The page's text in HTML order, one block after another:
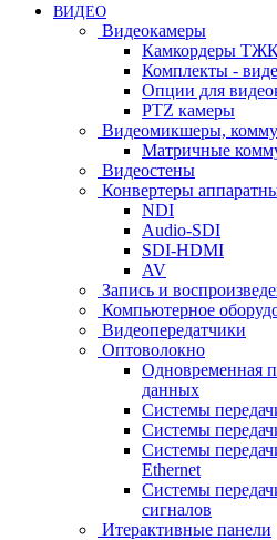
ВИДЕО
Видеокамеры
Камкордеры
Комплекты -
Опции для
PTZ камеры
Видеомикшеры,
Матричные
Видеостены
Конвертеры
NDI
Audio-SDI
SDI-HDMI
AV
Запись и
Компьютерное
Видеопередатчики
Оптоволокно
Одновременная
данных
Системы
Системы
Системы
Ethernet
Системы
сигналов
Итерактивные панели